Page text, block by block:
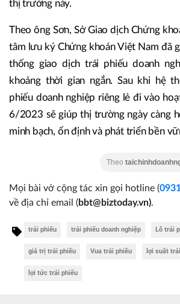
thị trường này.
Theo ông Sơn, Sở Giao dịch Chứng
tâm lưu ký Chứng khoán Việt Nam đã
thống giao dịch trái phiếu doanh
khoảng thời gian ngắn. Sau khi hệ
phiếu doanh nghiệp riêng lẻ đi vào
6/2023 sẽ giúp thị trường ngày càng
minh bạch, ổn định và phát triển bền
Theo
Mọi bài vở cộng tác xin gọi hotline (
về địa chỉ email (bbt@biztoday.vn).
trái phiếu trái phiếu doanh nghiệp Lô trái
giá trị trái phiếu Vua trái phiếu lợi suất
lợi tức trái phiếu